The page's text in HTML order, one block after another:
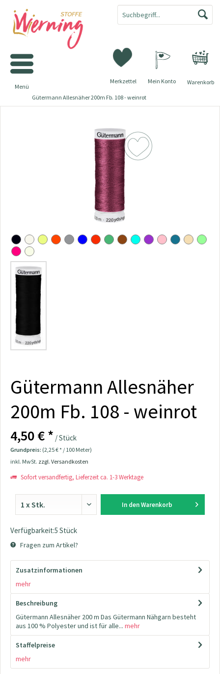
Warenkorb
Merkzettel Mein Konto
Menü
Gütermann Allesnäher 200m Fb. 108 - weinrot
Gütermann Allesnäher
200m Fb. 108 - weinrot
4,50 € * / Stück
Grundpreis: (2,25 € * / 100 Meter)
inkl. MwSt. zzgl. Versandkosten
Sofort versandfertig, Lieferzeit ca. 1-3 Werktage
In den Warenkorb
Verfügbarkeit:5 Stück
Fragen zum Artikel?
Zusatzinformationen
mehr
Beschreibung
Gütermann Allesnäher 200 m Das Gütermann Nähgarn besteht
aus 100 % Polyester und ist für alle... mehr
Staffelpreise
mehr